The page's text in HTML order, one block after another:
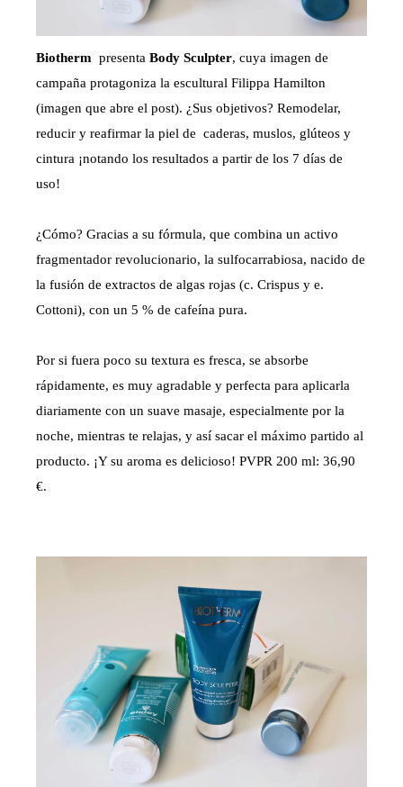
Biotherm presenta Body Sculpter, cuya imagen de
campaña protagoniza la escultural Filippa Hamilton
(imagen que abre el post). ¿Sus objetivos? Remodelar,
reducir y reafirmar la piel de caderas, muslos, glúteos y
cintura ¡notando los resultados a partir de los 7 días de
uso!
¿Cómo? Gracias a su fórmula, que combina un activo
fragmentador revolucionario, la sulfocarrabiosa, nacido de
la fusión de extractos de algas rojas (c. Crispus y e.
Cottoni), con un 5 % de cafeína pura.
Por si fuera poco su textura es fresca, se absorbe
rápidamente, es muy agradable y perfecta para aplicarla
diariamente con un suave masaje, especialmente por la
noche, mientras te relajas, y así sacar el máximo partido al
producto. ¡Y su aroma es delicioso! PVPR 200 ml: 36,90
€.